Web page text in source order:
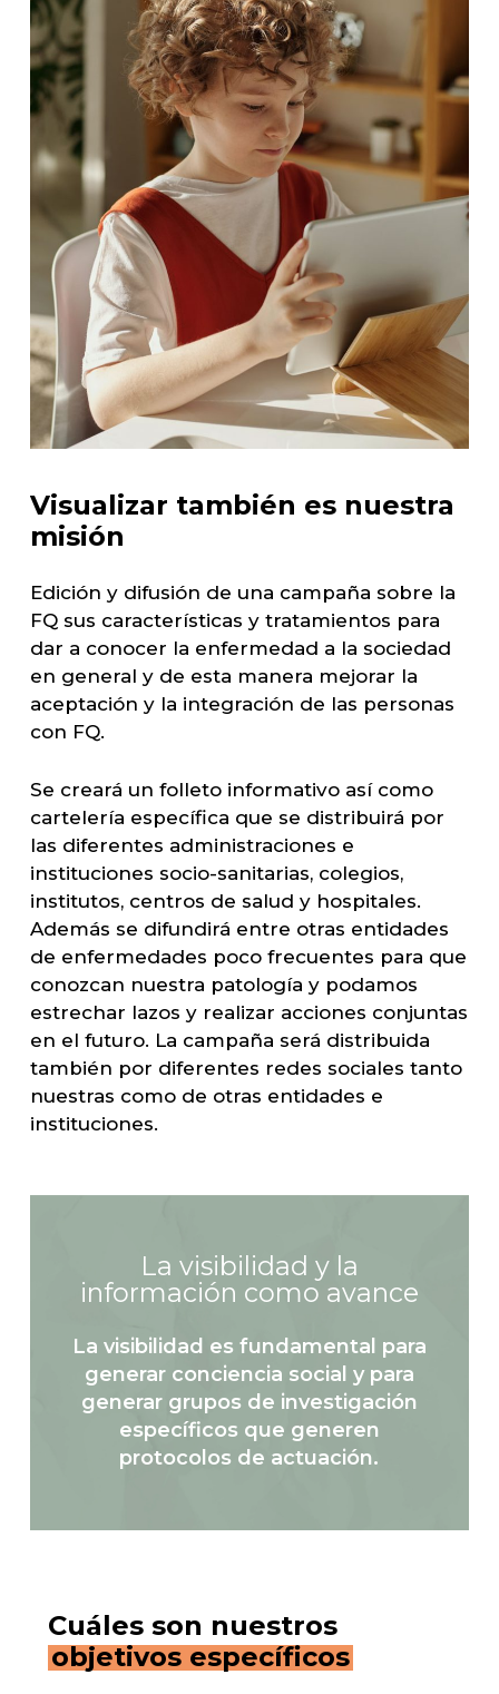
Visualizar también es nuestra
misión
Edición y difusión de una campaña sobre la
FQ sus características y tratamientos para
dar a conocer la enfermedad a la sociedad
en general y de esta manera mejorar la
aceptación y la integración de las personas
con FQ.
Se creará un folleto informativo así como
cartelería específica que se distribuirá por
las diferentes administraciones e
instituciones socio-sanitarias, colegios,
institutos, centros de salud y hospitales.
Además se difundirá entre otras entidades
de enfermedades poco frecuentes para que
conozcan nuestra patología y podamos
estrechar lazos y realizar acciones conjuntas
en el futuro. La campaña será distribuida
también por diferentes redes sociales tanto
nuestras como de otras entidades e
instituciones.
La visibilidad y la
información como avance
La visibilidad es fundamental para
generar conciencia social y para
generar grupos de investigación
específicos que generen
protocolos de actuación.
Cuáles son nuestros
objetivos específicos